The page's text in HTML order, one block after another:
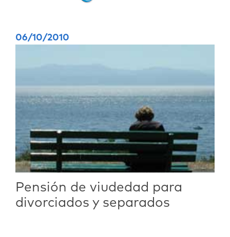
06/10/2010
Pensión de viudedad para
divorciados y separados